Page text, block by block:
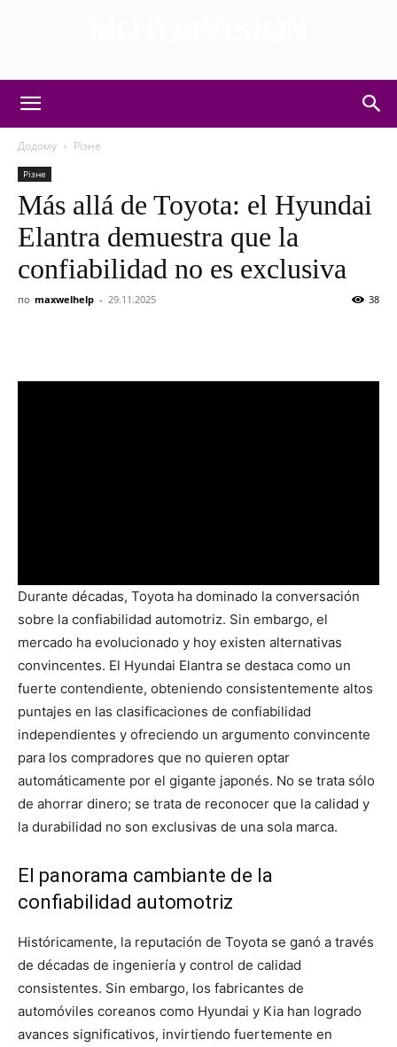
Додому Різне
Різне
Más allá de Toyota: el Hyundai
Elantra demuestra que la
confiabilidad no es exclusiva
по maxwelhelp - 29.11.2025 38
Durante décadas, Toyota ha dominado la conversación
sobre la confiabilidad automotriz. Sin embargo, el
mercado ha evolucionado y hoy existen alternativas
convincentes. El Hyundai Elantra se destaca como un
fuerte contendiente, obteniendo consistentemente altos
puntajes en las clasificaciones de confiabilidad
independientes y ofreciendo un argumento convincente
para los compradores que no quieren optar
automáticamente por el gigante japonés. No se trata sólo
de ahorrar dinero; se trata de reconocer que la calidad y
la durabilidad no son exclusivas de una sola marca.
El panorama cambiante de la
confiabilidad automotriz
Históricamente, la reputación de Toyota se ganó a través
de décadas de ingeniería y control de calidad
consistentes. Sin embargo, los fabricantes de
automóviles coreanos como Hyundai y Kia han logrado
avances significativos, invirtiendo fuertemente en